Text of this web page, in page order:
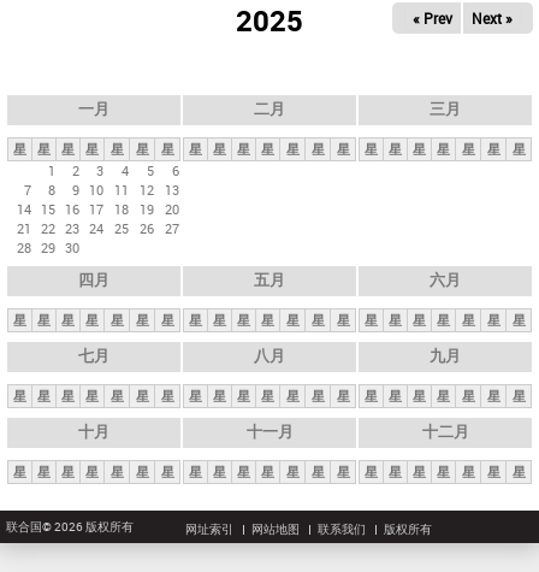
2025 « Prev Next »
一月
星 星 星 星 星 星
星
1
2 3 4 5
6
7
8 9 10 11 12
13
14 15 16 17 18 19 20
21
22 23 24 25 26 27
28 29 30
二月
星 星 星 星 星 星 星
三月
星 星 星 星 星 星 星
四月
星 星 星 星 星 星 星
五月
星 星 星 星 星 星 星
六月
星 星 星 星 星 星 星
七月
星 星 星 星 星 星 星
八月
星 星 星 星 星 星 星
九月
星 星 星 星 星 星 星
十月
星 星 星 星 星 星 星
十一月
星 星 星 星 星 星 星
十二月
星 星 星 星 星 星 星
联合国© 2026 版权所有 网址索引 网站地图 联系我们 版权所有